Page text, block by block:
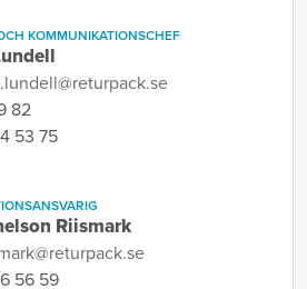
KOMMUNIKATIONSCHEF
82
53 75
Riismark
56 59